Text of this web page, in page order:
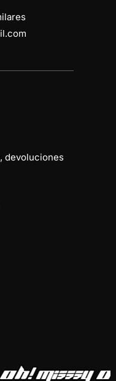
devoluciones